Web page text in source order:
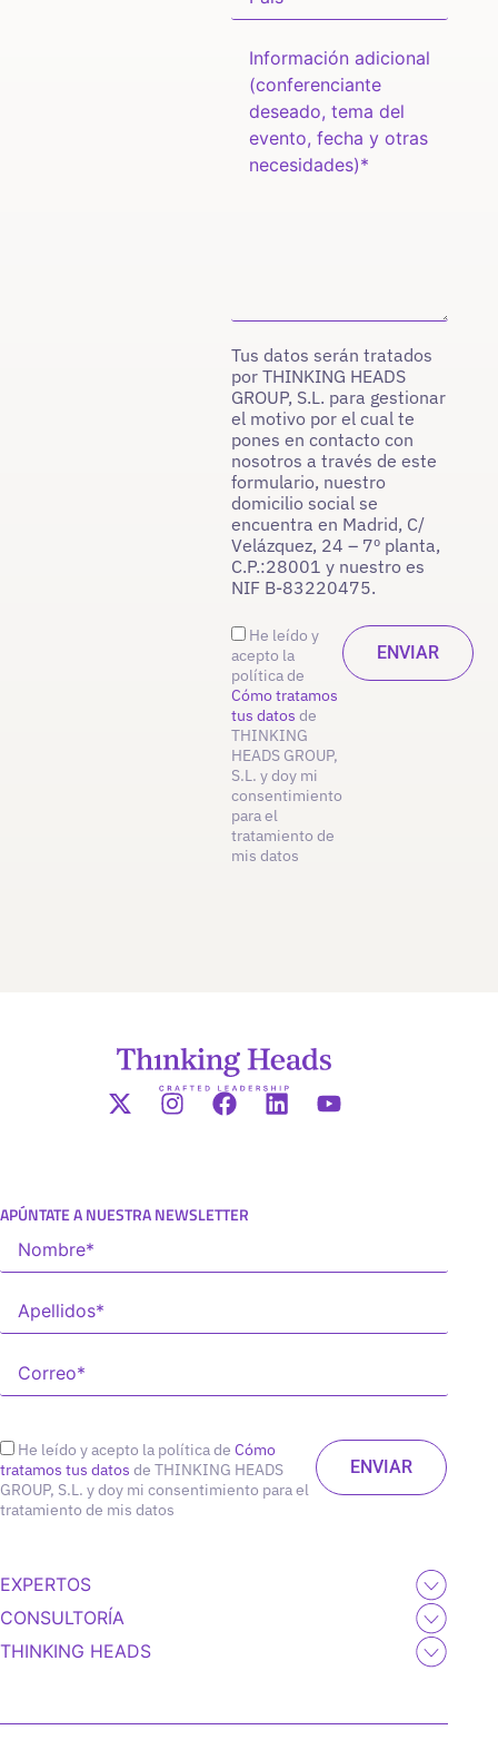
Tus datos serán tratados
por THINKING HEADS
GROUP, S.L. para gestionar
el motivo por el cual te
pones en contacto con
nosotros a través de este
formulario, nuestro
domicilio social se
encuentra en Madrid, C/
Velázquez, 24 – 7º planta,
C.P.:28001 y nuestro es
NIF B-83220475.
He leído y
acepto la
política de
Cómo tratamos
tus datos de
THINKING
HEADS GROUP,
S.L. y doy mi
consentimiento
para el
tratamiento de
mis datos
APÚNTATE A NUESTRA NEWSLETTER
He leído y acepto la política de Cómo
tratamos tus datos de THINKING HEADS
GROUP, S.L. y doy mi consentimiento para el
tratamiento de mis datos
EXPERTOS
CONSULTORÍA
THINKING HEADS